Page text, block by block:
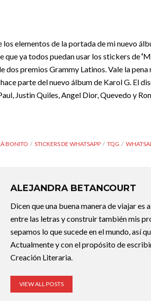
los elementos de la portada de mi nuevo
que ya todos puedan usar los stickers de‘
dos premios Grammy Latinos. Vale la pena
parte del nuevo álbum de Karol G. El
Justin Quiles, Angel Dior, Quevedo y
BONITO STICKERS DE WHATSAPP TQG
ALEJANDRA BETANCOURT
Dicen que una buena manera de viajar es
entre las letras y construir también mis
sepamos lo que sucede en el mundo, así
Actualmente y con el propósito de
Creación Literaria.
VIEW ALL POSTS